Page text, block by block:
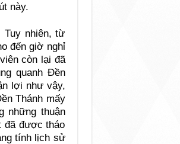
này.
nhiên, từ
đến giờ nghỉ
còn lại đã
quanh Đền
lợi như vậy,
Thánh mấy
những thuận
đã được tháo
tính lịch sử